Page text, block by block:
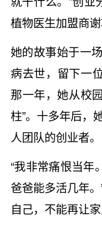
植物医生加盟商
她的故事始于一
病去世，留下一
那一年，她从校
柱”。十多年后，
人团队的创业者。
“我非常痛恨当年
爸爸能多活几年
自己，不能再让